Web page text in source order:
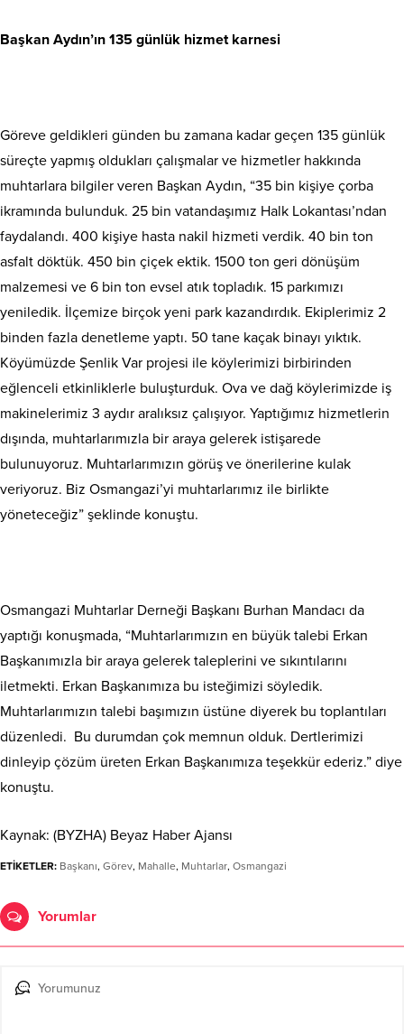
Başkan Aydın’ın 135 günlük hizmet karnesi
Göreve geldikleri günden bu zamana kadar geçen 135 günlük
süreçte yapmış oldukları çalışmalar ve hizmetler hakkında
muhtarlara bilgiler veren Başkan Aydın, “35 bin kişiye çorba
ikramında bulunduk. 25 bin vatandaşımız Halk Lokantası’ndan
faydalandı. 400 kişiye hasta nakil hizmeti verdik. 40 bin ton
asfalt döktük. 450 bin çiçek ektik. 1500 ton geri dönüşüm
malzemesi ve 6 bin ton evsel atık topladık. 15 parkımızı
yeniledik. İlçemize birçok yeni park kazandırdık. Ekiplerimiz 2
binden fazla denetleme yaptı. 50 tane kaçak binayı yıktık.
Köyümüzde Şenlik Var projesi ile köylerimizi birbirinden
eğlenceli etkinliklerle buluşturduk. Ova ve dağ köylerimizde iş
makinelerimiz 3 aydır aralıksız çalışıyor. Yaptığımız hizmetlerin
dışında, muhtarlarımızla bir araya gelerek istişarede
bulunuyoruz. Muhtarlarımızın görüş ve önerilerine kulak
veriyoruz. Biz Osmangazi’yi muhtarlarımız ile birlikte
yöneteceğiz” şeklinde konuştu.
Osmangazi Muhtarlar Derneği Başkanı Burhan Mandacı da
yaptığı konuşmada, “Muhtarlarımızın en büyük talebi Erkan
Başkanımızla bir araya gelerek taleplerini ve sıkıntılarını
iletmekti. Erkan Başkanımıza bu isteğimizi söyledik.
Muhtarlarımızın talebi başımızın üstüne diyerek bu toplantıları
düzenledi. Bu durumdan çok memnun olduk. Dertlerimizi
dinleyip çözüm üreten Erkan Başkanımıza teşekkür ederiz.” diye
konuştu.
Kaynak: (BYZHA) Beyaz Haber Ajansı
ETİKETLER: Başkanı, Görev, Mahalle, Muhtarlar, Osmangazi
Yorumlar